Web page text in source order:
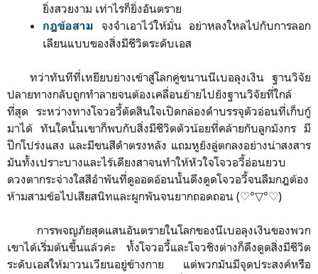
ยิ่งสวยงาม เท่าไรก็ยิ่งอันตราย
กฎข้อสาม จงจำเอาไว้ให้มั่น อย่าหลงใหลไปกับการลอก
เลียนแบบของสิ่งมีชีวิตระดับเอส
ทว่าทันทีที่เหยียบย่างเข้าสู่โลกคู่ขนานนีเบอลุงเงิน ฐานวิจัย
ปลายทางกลับถูกทำลายจนต้องเคลื่อนย้ายไปยังฐานวิจัยที่ใกล้
ที่สุด ระหว่างทางโจวอวี้ตัดสินใจเปิดกล่องดำบรรจุตัวอ่อนที่เก็บกู้
มาได้ ทันใดนั้นเขาก็พบกับสิ่งมีชีวิตตัวน้อยที่คล้ายกับลูกมังกร มี
ปีกโปร่งแสง และมีขนสีดำตรงหลัง แถมหูยังลู่ตกลงอย่างน่าสงสาร
มันทั้งเปราะบางและไร้เดียงสาจนทำให้หัวใจโจวอวี้อ่อนยวบ
ดวงตากระจ่างใสสีอำพันที่ดูออดอ้อนนั้นดึงดูดโจวอวี้จนลืมกฎต้อง
ห้ามสามข้อไปเสียสนิทและผูกพันจนยากถอดถอน (♡°▽°♡)
การพจญภัยสุดแสนอันตรายในโลกของนีเบอลุงเงินของพวก
เขาได้เริ่มต้นขึ้นแล้วค่ะ ทั้งโจวอวี้และโจวชิงต่างก็ดึงดูดสิ่งมีชีวิต
ระดับเอสให้มาวนเวียนอยู่ข้างกาย แต่พวกมันมีจุดประสงค์หรือ